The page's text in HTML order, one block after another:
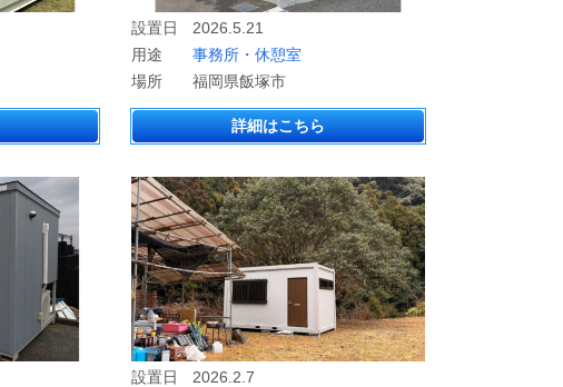
設置日
2026.5.21
用途
事務所・休憩室
場所
福岡県飯塚市
詳細はこちら
設置日
2026.2.7